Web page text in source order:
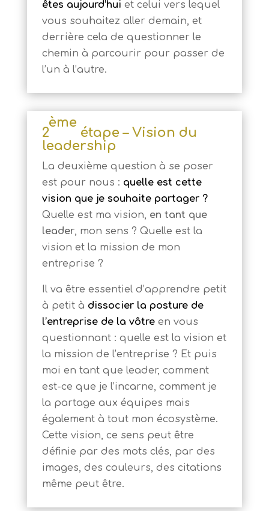
êtes aujourd’hui et celui vers lequel
vous souhaitez aller demain, et
derrière cela de questionner le
chemin à parcourir pour passer de
l’un à l’autre.
2
ème
étape – Vision du
leadership
La deuxième question à se poser
est pour nous : quelle est cette
vision que je souhaite partager ?
Quelle est ma vision, en tant que
leader, mon sens ? Quelle est la
vision et la mission de mon
entreprise ?
Il va être essentiel d’apprendre petit
à petit à dissocier la posture de
l’entreprise de la vôtreen vous
questionnant : quelle est la vision et
la mission de l’entreprise ? Et puis
moi en tant que leader, comment
est-ce que je l’incarne, comment je
la partage aux équipes mais
également à tout mon écosystème.
Cette vision, ce sens peut être
définie par des mots clés, par des
images, des couleurs, des citations
même peut être.